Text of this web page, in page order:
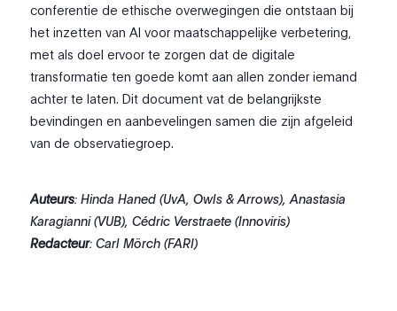
conferentie de ethische overwegingen die ontstaan bij
het inzetten van AI voor maatschappelijke verbetering,
met als doel ervoor te zorgen dat de digitale
transformatie ten goede komt aan allen zonder iemand
achter te laten. Dit document vat de belangrijkste
bevindingen en aanbevelingen samen die zijn afgeleid
van de observatiegroep.
Auteurs:Hinda Haned (UvA, Owls & Arrows), Anastasia
Karagianni (VUB), Cédric Verstraete (Innoviris)
Redacteur:Carl Mörch (FARI)